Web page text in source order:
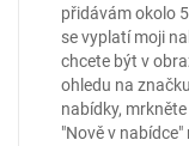
přidávám okolo
se vyplatí moji
chcete být v
ohledu na
nabídky,
"Nově v